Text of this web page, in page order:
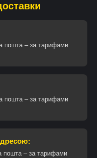
пошта – за тарифами
пошта – за тарифами
пошта – за тарифами